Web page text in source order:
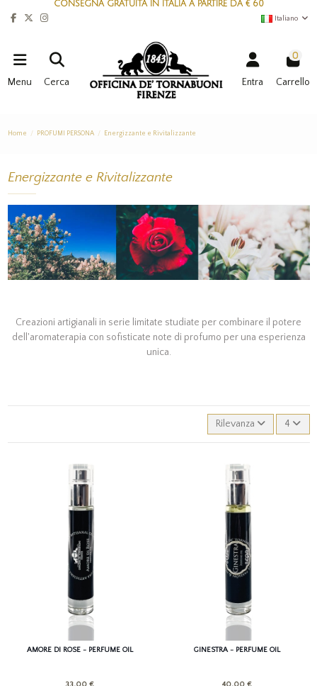
CONSEGNA GRATUITA IN ITALIA A PARTIRE DA € 60
Italiano
Menu Cerca Entra
0
Carrello
Home PROFUMI PERSONA Energizzante e Rivitalizzante
Energizzante e Rivitalizzante
Creazioni artigianali in serie limitate studiate per combinare il potere
dell'aromaterapia con sofisticate note di profumo per una esperienza
unica.
Rilevanza 4
AMORE DI ROSE - PERFUME OIL GINESTRA - PERFUME OIL